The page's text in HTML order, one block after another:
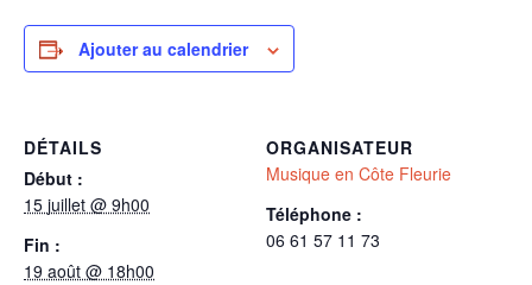
Ajouter au calendrier
DÉTAILS
Début :
15 juillet @ 9h00
Fin :
19 août @ 18h00
ORGANISATEUR
Musique en Côte Fleurie
Téléphone :
06 61 57 11 73